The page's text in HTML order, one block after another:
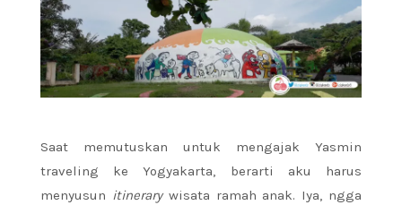
Saat memutuskan untuk mengajak Yasmin
traveling ke Yogyakarta, berarti aku harus
menyusun itinerarywisata ramah anak. Iya, ngga